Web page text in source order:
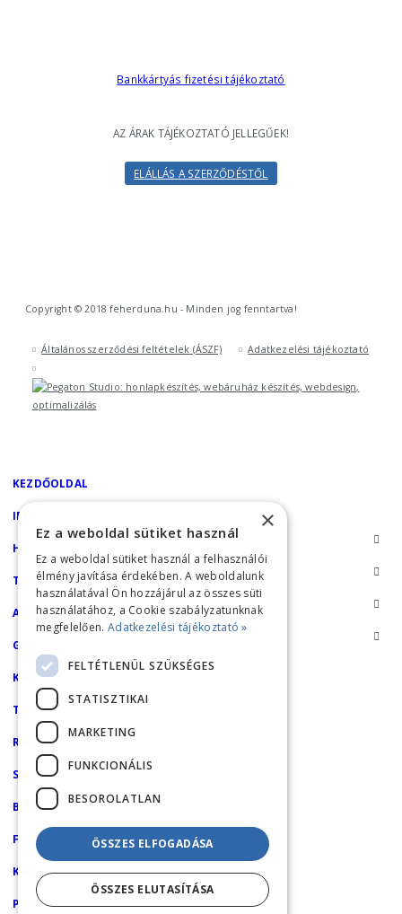
Bankkártyás fizetési tájékoztató
AZ ÁRAK TÁJÉKOZTATÓ JELLEGŰEK!
ELÁLLÁS A SZERZŐDÉSTŐL
Copyright © 2018 feherduna.hu - Minden jog fenntartva!
Általános szerződési feltételek (ÁSZF) Adatkezelési tájékoztató
KEZDŐOLDAL
IPARI GÉPEK
HÁZTARTÁSI GÉPEK
TARTOZÉKOK/ALKATRÉSZEK
AKCIÓK
GÉPKÖLCSÖNZÉS
KÉZI TISZTÍTÓ ESZKÖZÖK
TISZTÍTÓSZEREK
RÓLUNK
SZERVIZ
BLOG
FIÓKOM
KOSÁR
PÉNZTÁR
×
Ez a weboldal sütiket használ
Ez a weboldal sütiket használ a felhasználói
élmény javítása érdekében. A weboldalunk
használatával Ön hozzájárul az összes süti
használatához, a Cookie szabályzatunknak
megfelelően. Adatkezelési tájékoztató »
FELTÉTLENÜL SZÜKSÉGES
STATISZTIKAI
MARKETING
FUNKCIONÁLIS
BESOROLATLAN
ÖSSZES ELFOGADÁSA
ÖSSZES ELUTASÍTÁSA